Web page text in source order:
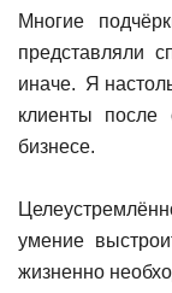
Многие
представляли
иначе. Я
клиенты после
бизнесе.
умение
жизненно